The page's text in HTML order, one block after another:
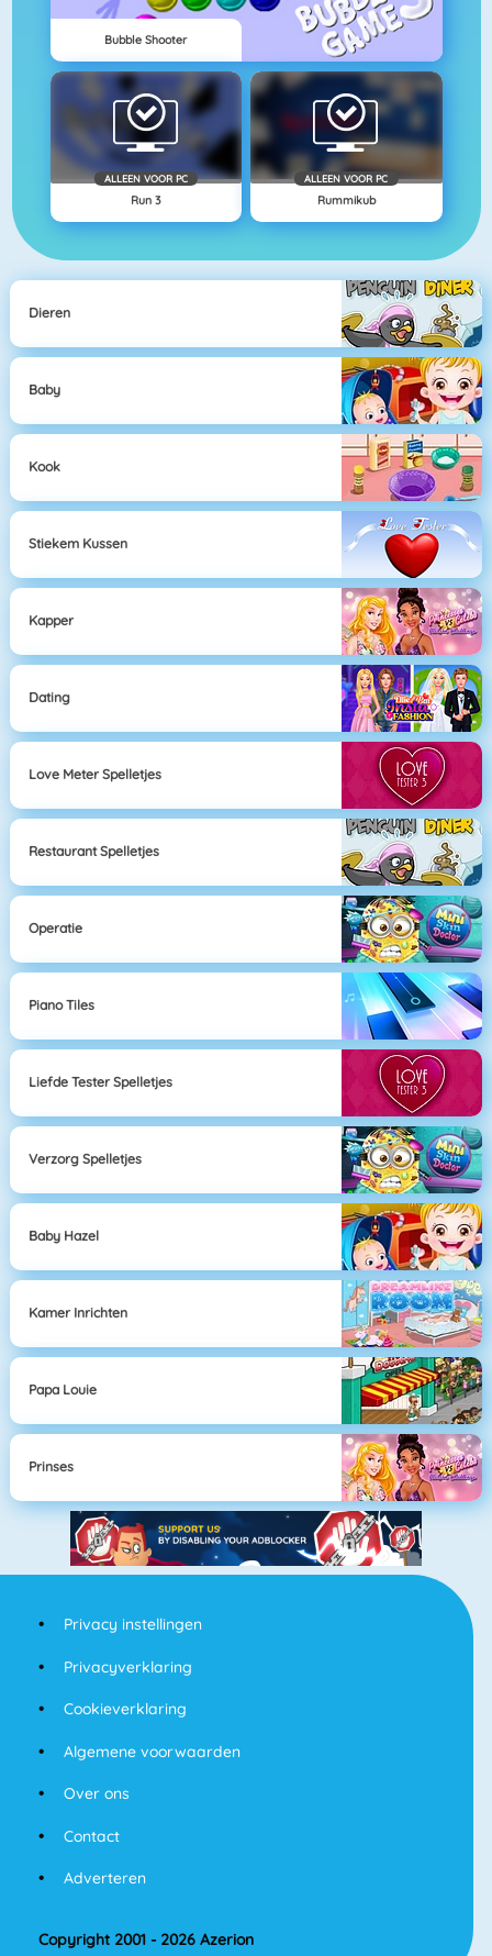
Bubble Shooter
ALLEEN VOOR PC
Run 3
ALLEEN VOOR PC
Rummikub
Dieren
Baby
Kook
Stiekem Kussen
Kapper
Dating
Love Meter Spelletjes
Restaurant Spelletjes
Operatie
Piano Tiles
Liefde Tester Spelletjes
Verzorg Spelletjes
Baby Hazel
Kamer Inrichten
Papa Louie
Prinses
Privacy instellingen
Privacyverklaring
Cookieverklaring
Algemene voorwaarden
Over ons
Contact
Adverteren
Copyright 2001 - 2026 Azerion